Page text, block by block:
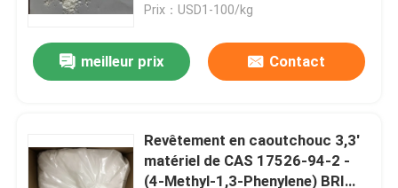
Maison
Vidéos
Prix：USD1-100/kg
meilleur prix Contact
Revêtement en caoutchouc 3,3'
matériel de CAS 17526-94-2 -
(4-Methyl-1,3-Phenylene) BRI